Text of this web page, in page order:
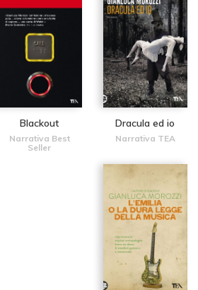
Blackout
Narrativa Best
Seller
Dracula ed io
Narrativa TEA